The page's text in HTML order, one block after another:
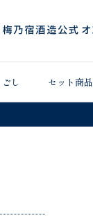
し セット商品